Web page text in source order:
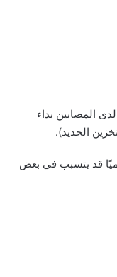
المصابين بداء
الحديد).
جرام يوميًا قد يتسبب في بعض